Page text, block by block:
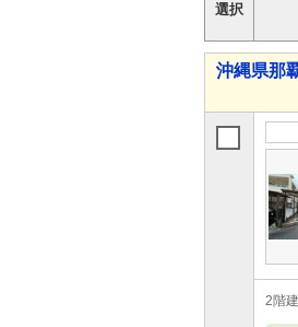
選択
沖縄県那
2階